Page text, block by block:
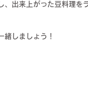
、出来上がった豆料理を
しましょう！